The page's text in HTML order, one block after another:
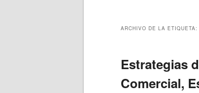
ARCHIVO DE LA ETIQUETA:
Estrategias
Comercial,